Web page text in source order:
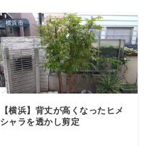
横浜市
【横浜】背丈が高くなったヒメ
シャラを透かし剪定